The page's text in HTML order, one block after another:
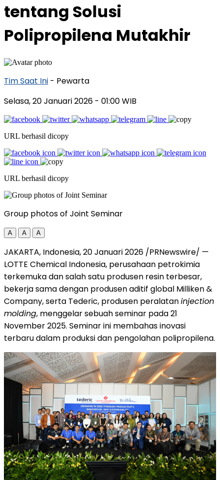
tentang Solusi
Polipropilena Mutakhir
Tim Saat Ini - Pewarta
Selasa, 20 Januari 2026 - 01:00 WIB
URL berhasil dicopy
URL berhasil dicopy
Group photos of Joint Seminar
A A A
JAKARTA, Indonesia,20 Januari 2026 /PRNewswire/ —
LOTTE Chemical Indonesia, perusahaan petrokimia
terkemuka dan salah satu produsen resin terbesar,
bekerja sama dengan produsen aditif global Milliken &
Company, serta Tederic, produsen peralataninjection
molding, menggelar sebuah seminar pada 21
November 2025. Seminar ini membahas inovasi
terbaru dalam produksi dan pengolahan polipropilena.